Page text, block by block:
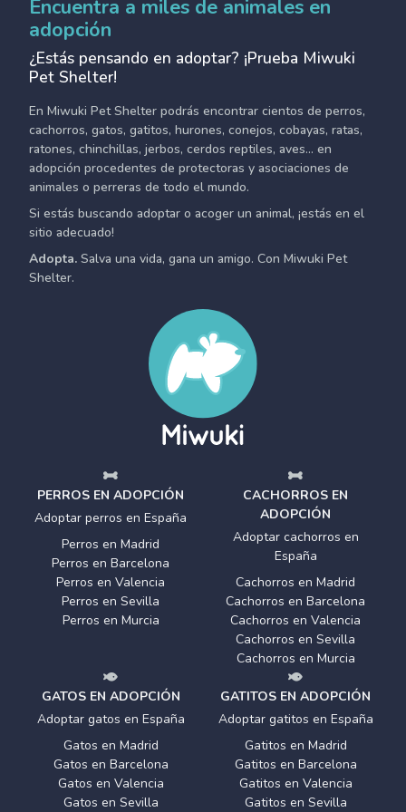
Encuentra a miles de animales en
adopción
¿Estás pensando en adoptar? ¡Prueba Miwuki
Pet Shelter!
En Miwuki Pet Shelter podrás encontrar cientos de perros,
cachorros, gatos, gatitos, hurones, conejos, cobayas, ratas,
ratones, chinchillas, jerbos, cerdos reptiles, aves... en
adopción procedentes de protectoras y asociaciones de
animales o perreras de todo el mundo.
Si estás buscando adoptar o acoger un animal, ¡estás en el
sitio adecuado!
Adopta. Salva una vida, gana un amigo. Con Miwuki Pet
Shelter.
PERROS EN ADOPCIÓN
Adoptar perros en España
Perros en Madrid
Perros en Barcelona
Perros en Valencia
Perros en Sevilla
Perros en Murcia
CACHORROS EN
ADOPCIÓN
Adoptar cachorros en
España
Cachorros en Madrid
Cachorros en Barcelona
Cachorros en Valencia
Cachorros en Sevilla
Cachorros en Murcia
GATOS EN ADOPCIÓN
Adoptar gatos en España
Gatos en Madrid
Gatos en Barcelona
Gatos en Valencia
Gatos en Sevilla
GATITOS EN ADOPCIÓN
Adoptar gatitos en España
Gatitos en Madrid
Gatitos en Barcelona
Gatitos en Valencia
Gatitos en Sevilla